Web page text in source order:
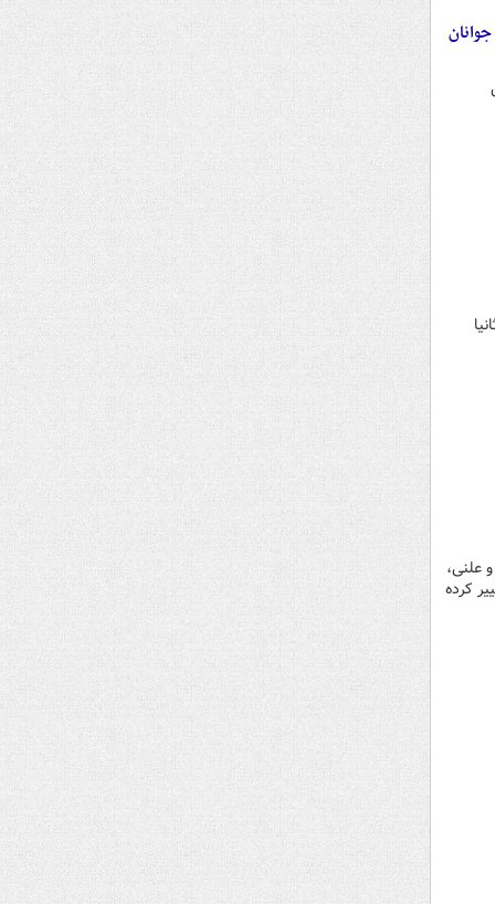
ادمین‌های صفحات جوانان
علنی،
کرده